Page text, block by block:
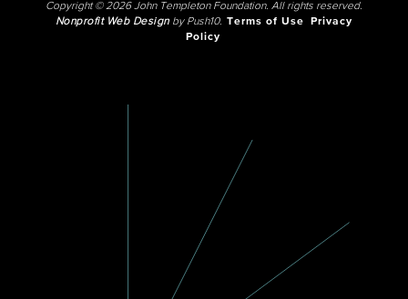
Copyright © 2026 John Templeton Foundation. All rights reserved.
Nonprofit Web Designby Push10. Terms of Use
Privacy
Policy